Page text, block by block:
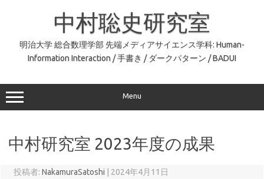
中村聡史研究室
明治大学 総合数理学部 先端メディアサイエンス学科: Human-
Information Interaction / 手書き / ダークパターン / BADUI
Menu
中村研究室 2023年度の成果
投稿者: NakamuraSatoshi 2024年4月11日